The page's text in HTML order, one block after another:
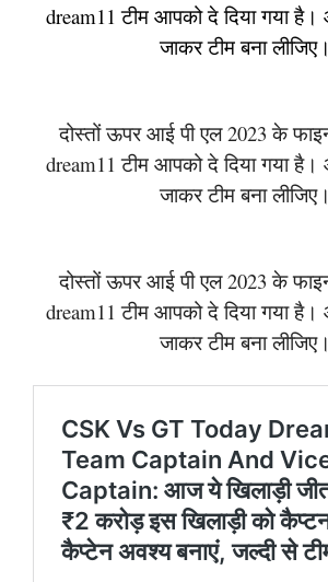
dream11 टीम आपको दे दिया गया
जाकर टीम बना लीजिए।
दोस्तों ऊपर आई पी एल 2023 के
dream11 टीम आपको दे दिया गया
जाकर टीम बना लीजिए।
दोस्तों ऊपर आई पी एल 2023 के
dream11 टीम आपको दे दिया गया
जाकर टीम बना लीजिए।